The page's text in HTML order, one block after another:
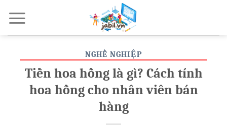
NGHỀ NGHIỆP
Tiền hoa hồng là gì? Cách tính
hoa hồng cho nhân viên bán
hàng